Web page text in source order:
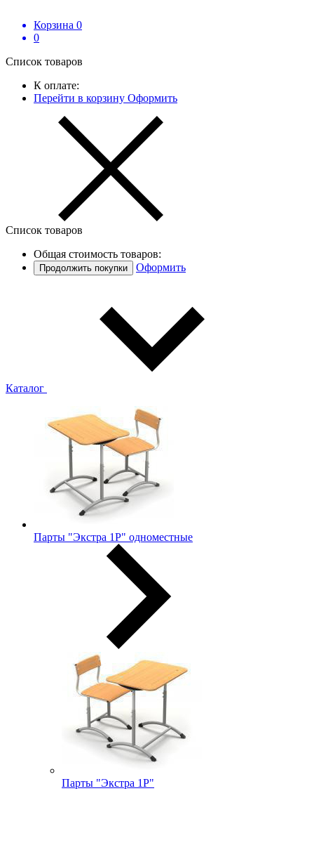
Корзина 0
0
Список товаров
К оплате:
Перейти в корзину Оформить
Список товаров
Общая стоимость товаров:
Продолжить покупки Оформить
Каталог
Парты "Экстра 1Р" одноместные
Парты "Экстра 1Р"